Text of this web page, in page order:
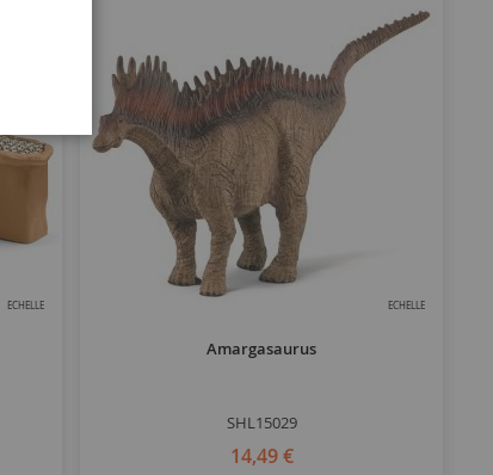
ECHELLE ECHELLE
Amargasaurus
SHL15029
14,49 €